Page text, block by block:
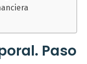
Paso